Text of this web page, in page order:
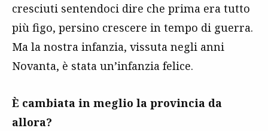
cresciuti sentendoci dire che prima era tutto
più figo, persino crescere in tempo di guerra.
Ma la nostra infanzia, vissuta negli anni
Novanta, è stata un’infanzia felice.
È cambiata in meglio la provincia da
allora?